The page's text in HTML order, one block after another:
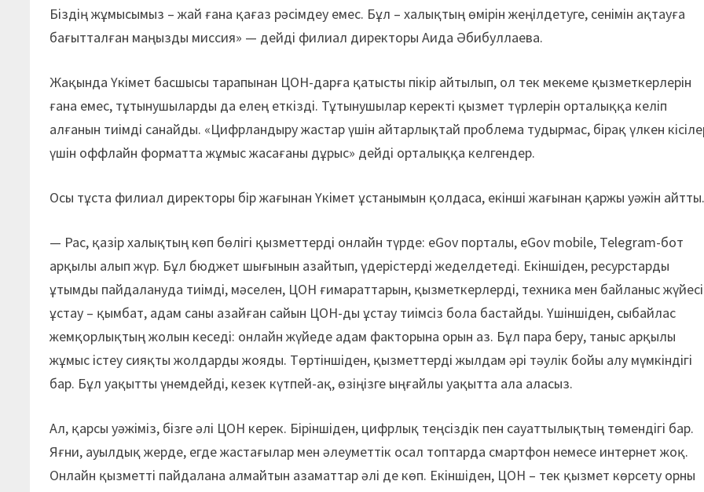
Біздің жұмысымыз – жай ғана қағаз рәсімдеу емес. Бұл – халықтың өмірін жеңілдетуге, сенімін ақтауға
бағытталған маңызды миссия» — дейді филиал директоры Аида Әбибуллаева.
Жақында Үкімет басшысы тарапынан ЦОН-дарға қатысты пікір айтылып, ол тек мекеме қызметкерлерін
ғана емес, тұтынушыларды да елең еткізді. Тұтынушылар керекті қызмет түрлерін орталыққа келіп
алғанын тиімді санайды. «Цифрландыру жастар үшін айтарлықтай проблема тудырмас, бірақ үлкен
үшін оффлайн форматта жұмыс жасағаны дұрыс» дейді орталыққа келгендер.
Осы тұста филиал директоры бір жағынан Үкімет ұстанымын қолдаса, екінші жағынан қаржы уәжін
— Рас, қазір халықтың көп бөлігі қызметтерді онлайн түрде: eGov порталы, eGov mobile, Telegram-бот
арқылы алып жүр. Бұл бюджет шығынын азайтып, үдерістерді жеделдетеді. Екіншіден, ресурстарды
ұтымды пайдалануда тиімді, мәселен, ЦОН ғимараттарын, қызметкерлерді, техника мен байланыс
ұстау – қымбат, адам саны азайған сайын ЦОН-ды ұстау тиімсіз бола бастайды. Үшіншіден, сыбайлас
жемқорлықтың жолын кеседі: онлайн жүйеде адам факторына орын аз. Бұл пара беру, таныс арқылы
жұмыс істеу сияқты жолдарды жояды. Төртіншіден, қызметтерді жылдам әрі тәулік бойы алу мүмкіндігі
бар. Бұл уақытты үнемдейді, кезек күтпей-ақ, өзіңізге ыңғайлы уақытта ала аласыз.
Ал, қарсы уәжіміз, бізге әлі ЦОН керек. Біріншіден, цифрлық теңсіздік пен сауаттылықтың төмендігі бар.
Яғни, ауылдық жерде, егде жастағылар мен әлеуметтік осал топтарда смартфон немесе интернет жоқ.
Онлайн қызметті пайдалана алмайтын азаматтар әлі де көп. Екіншіден, ЦОН – тек қызмет көрсету орны